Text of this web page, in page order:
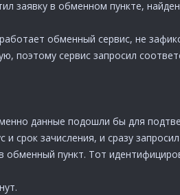
заявку в обменном пункте,
обменный сервис, не
поэтому сервис запросил
данные подошли бы для
срок зачисления, и сразу
обменный пункт. Тот